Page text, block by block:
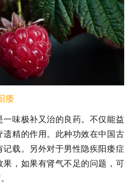
痿
一味极补又治的良药。不仅能益
遗精的作用。此种功效在中国古
记载。另外对于男性隐疾阳痿症
果，如果有肾气不足的问题，可